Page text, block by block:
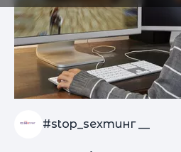
#stop_sexтинг __